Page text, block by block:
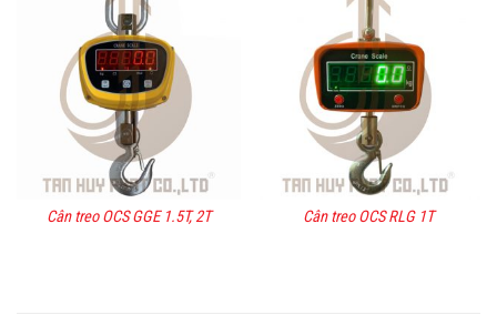
Cân treo OCS GGE 1.5T, 2T Cân treo OCS RLG 1T